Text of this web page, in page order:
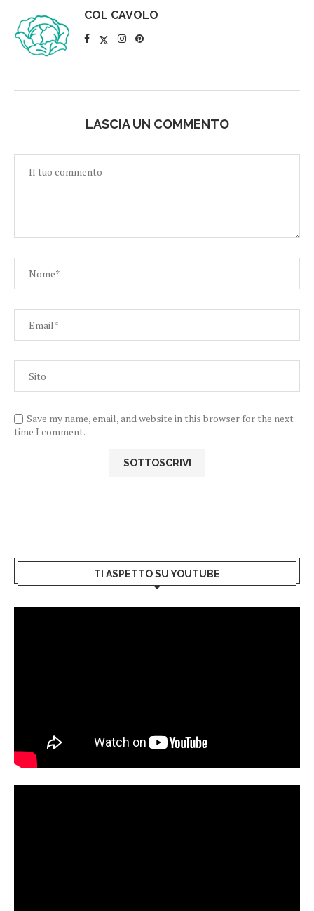
COL CAVOLO
LASCIA UN COMMENTO
Save my name, email, and website in this browser for the next
time I comment.
TI ASPETTO SU YOUTUBE